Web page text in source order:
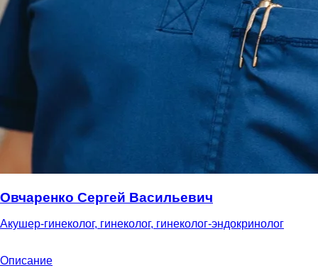
Овчаренко Сергей Васильевич
Акушер-гинеколог, гинеколог, гинеколог-эндокринолог
Описание